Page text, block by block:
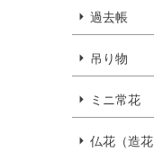
過去帳
吊り物
ミニ常花
仏花（造花